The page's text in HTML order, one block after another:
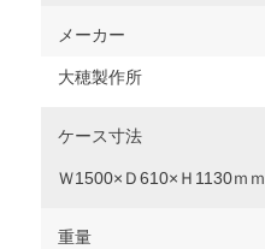
メーカー
大穂製作所
ケース寸法
Ｗ1500×Ｄ610×Ｈ1130ｍｍ
重量